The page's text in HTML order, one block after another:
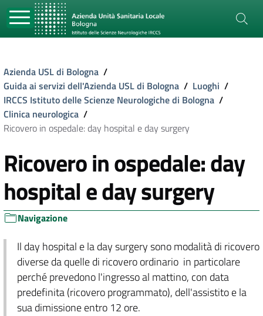
Azienda USL di Bologna /
Guida ai servizi dell'Azienda USL di Bologna / Luoghi /
IRCCS Istituto delle Scienze Neurologiche di Bologna /
Clinica neurologica /
Ricovero in ospedale: day hospital e day surgery
Ricovero in ospedale: day
hospital e day surgery
Navigazione
Il day hospital e la day surgery sono modalità di ricovero
diverse da quelle di ricovero ordinario in particolare
perché prevedono l'ingresso al mattino, con data
predefinita (ricovero programmato), dell'assistito e la
sua dimissione entro 12 ore.